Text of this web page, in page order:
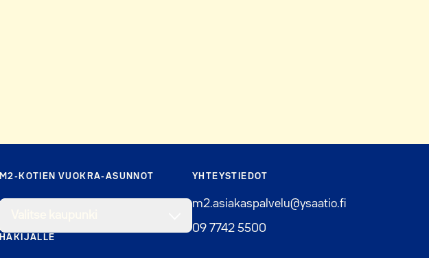
M2-KOTIEN VUOKRA-ASUNNOT
HAKIJALLE
YHTEYSTIEDOT
m2.asiakaspalvelu@ysaatio.fi
09 7742 5500